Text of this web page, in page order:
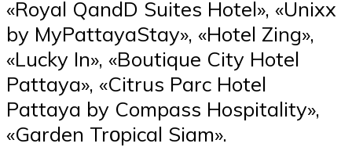
«Royal QandD Suites Hotel», «Unixx
by MyPattayaStay», «Hotel Zing»,
«Lucky In», «Boutique City Hotel
Pattaya», «Citrus Parc Hotel
Pattaya by Compass Hospitality»,
«Garden Trоpical Siam».